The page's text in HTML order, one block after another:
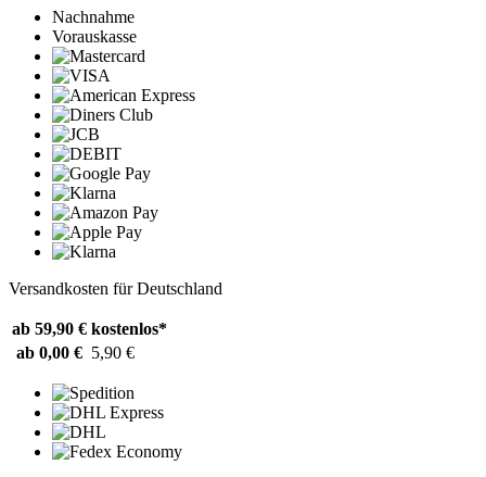
Nachnahme
Vorauskasse
Versandkosten für Deutschland
ab 59,90 € kostenlos*
ab 0,00 € 5,90 €